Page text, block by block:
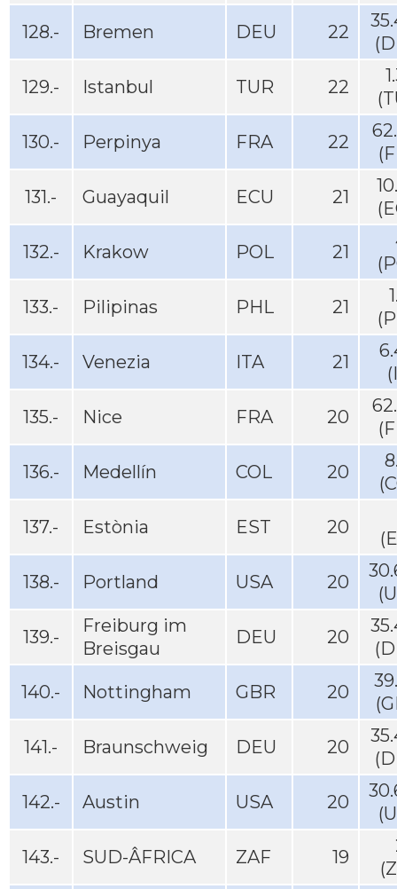
128.- Bremen DEU 22
129.- Istanbul TUR 22
130.- Perpinya FRA 22
131.- Guayaquil ECU 21
132.- Krakow POL 21
133.- Pilipinas PHL 21
134.- Venezia ITA 21
135.- Nice FRA 20
136.- Medellín COL 20
137.- Estònia EST 20
138.- Portland USA 20
139.-
Freiburg im
Breisgau
DEU 20
140.- Nottingham GBR 20
141.- Braunschweig DEU 20
142.- Austin USA 20
143.- SUD-ÂFRICA ZAF 19